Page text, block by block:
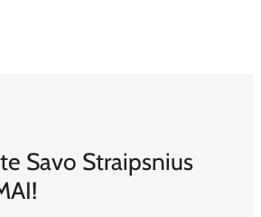
Savo Straipsnius